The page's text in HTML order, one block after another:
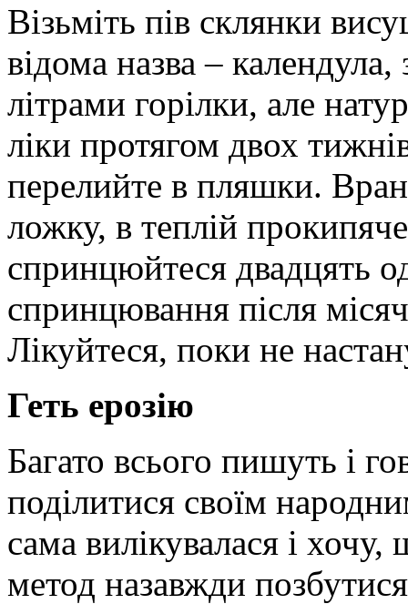
Візьміть пів склянки
відома назва – календула,
літрами горілки, але
ліки протягом двох
перелийте в пляшки.
ложку, в теплій
спринцюйтеся двадцять
спринцювання після
Лікуйтеся, поки не
Геть ерозію
Багато всього пишуть і
поділитися своїм
сама вилікувалася і
метод назавжди позбутися